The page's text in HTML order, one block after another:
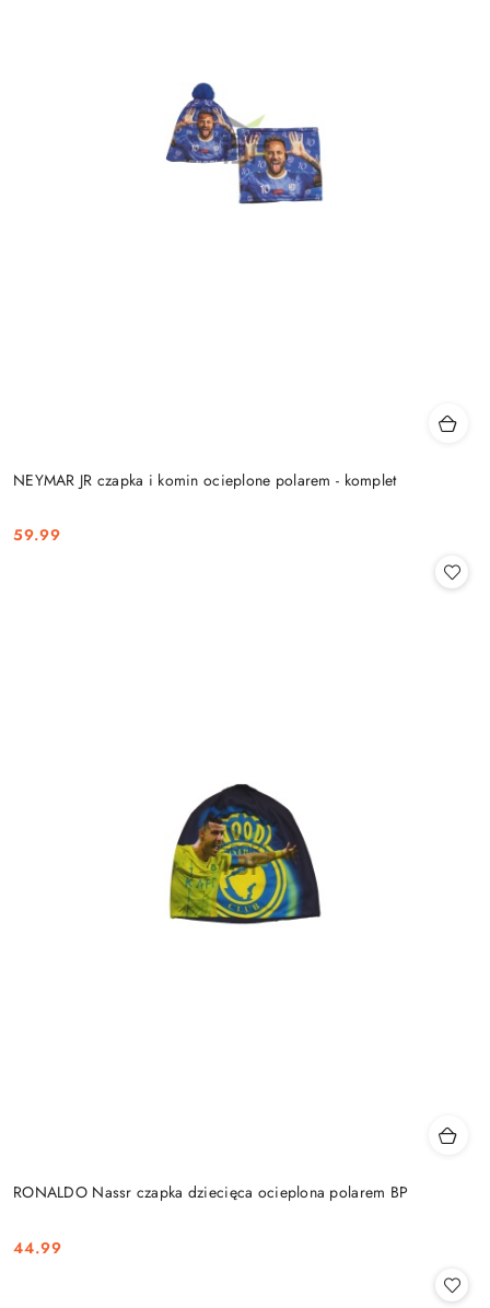
NEYMAR JR czapka i komin ocieplone polarem - komplet
Cena:
59.99
RONALDO Nassr czapka dziecięca ocieplona polarem BP
Cena:
44.99